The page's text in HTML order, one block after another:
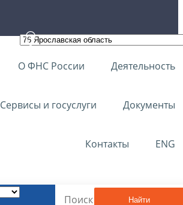
О ФНС России Деятельность
Сервисы и госуслуги Документы
Контакты ENG
Найти